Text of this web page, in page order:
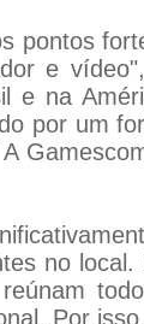
pontos
e
e na
por um
no
Por